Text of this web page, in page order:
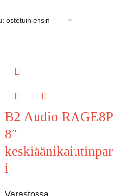
B2 Audio RAGE8P
8″
keskiäänikaiutinpar
i